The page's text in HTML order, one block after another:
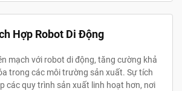
Hợp Robot Di Động
mạch với robot di động, tăng cường khả
trong các môi trường sản xuất. Sự tích
các quy trình sản xuất linh hoạt hơn, nơi